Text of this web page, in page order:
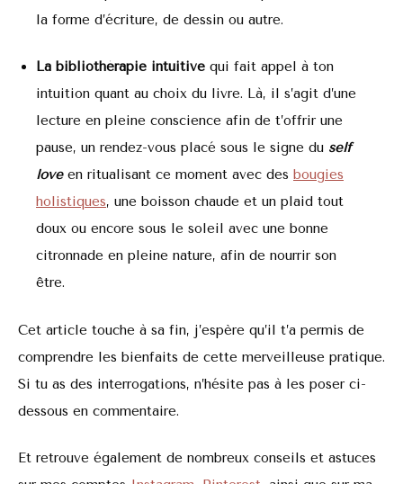
la forme d’écriture, de dessin ou autre.
La bibliothérapie intuitive qui fait appel à ton
intuition quant au choix du livre. Là, il s’agit d’une
lecture en pleine conscience afin de t’offrir une
pause, un rendez-vous placé sous le signe du self
loveen ritualisant ce moment avec des bougies
holistiques, une boisson chaude et un plaid tout
doux ou encore sous le soleil avec une bonne
citronnade en pleine nature, afin de nourrir son
être.
Cet article touche à sa fin, j’espère qu’il t’a permis de
comprendre les bienfaits de cette merveilleuse pratique.
Si tu as des interrogations, n’hésite pas à les poser ci-
dessous en commentaire.
Et retrouve également de nombreux conseils et astuces